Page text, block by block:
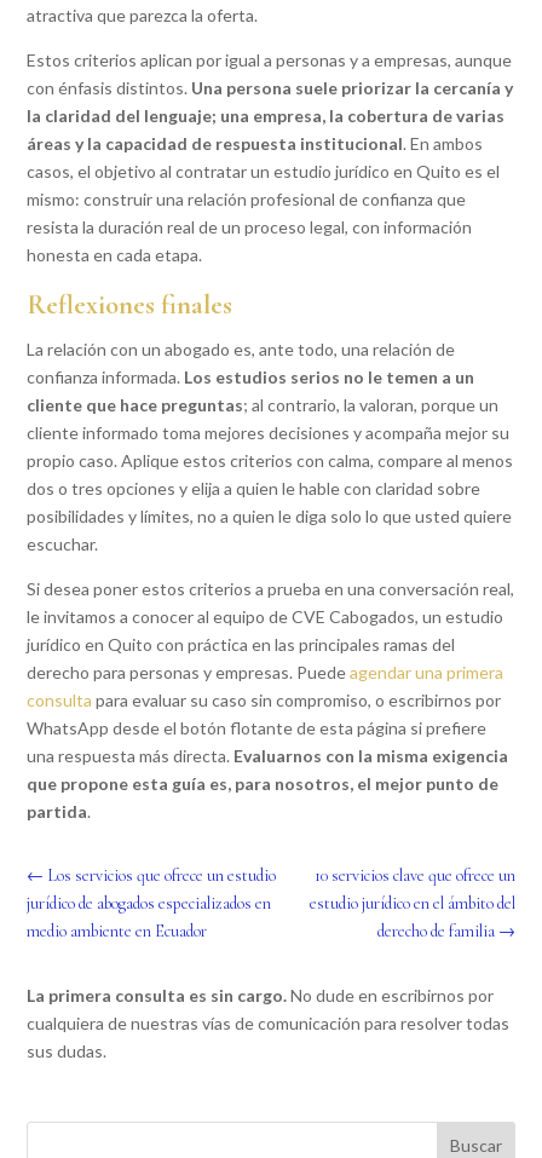
atractiva que parezca la oferta.
Estos criterios aplican por igual a personas y a empresas, aunque
con énfasis distintos. Una persona suele priorizar la cercanía y
la claridad del lenguaje; una empresa, la cobertura de varias
áreas y la capacidad de respuesta institucional. En ambos
casos, el objetivo al contratar un estudio jurídico en Quito es el
mismo: construir una relación profesional de confianza que
resista la duración real de un proceso legal, con información
honesta en cada etapa.
Reflexiones finales
La relación con un abogado es, ante todo, una relación de
confianza informada. Los estudios serios no le temen a un
cliente que hace preguntas; al contrario, la valoran, porque un
cliente informado toma mejores decisiones y acompaña mejor su
propio caso. Aplique estos criterios con calma, compare al menos
dos o tres opciones y elija a quien le hable con claridad sobre
posibilidades y límites, no a quien le diga solo lo que usted quiere
escuchar.
Si desea poner estos criterios a prueba en una conversación real,
le invitamos a conocer al equipo de CVE Cabogados, un estudio
jurídico en Quito con práctica en las principales ramas del
derecho para personas y empresas. Puedeagendar una primera
consulta para evaluar su caso sin compromiso, o escribirnos por
WhatsApp desde el botón flotante de esta página si prefiere
una respuesta más directa. Evaluarnos con la misma exigencia
que propone esta guía es, para nosotros, el mejor punto de
partida.
← Los servicios que ofrece un estudio
jurídico de abogados especializados en
medio ambiente en Ecuador
10 servicios clave que ofrece un
estudio jurídico en el ámbito del
derecho de familia→
La primera consulta es sin cargo.No dude en escribirnos por
cualquiera de nuestras vías de comunicación para resolver todas
sus dudas.
Buscar